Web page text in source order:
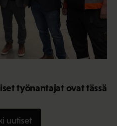
työnantajat ovat tässä
uutiset